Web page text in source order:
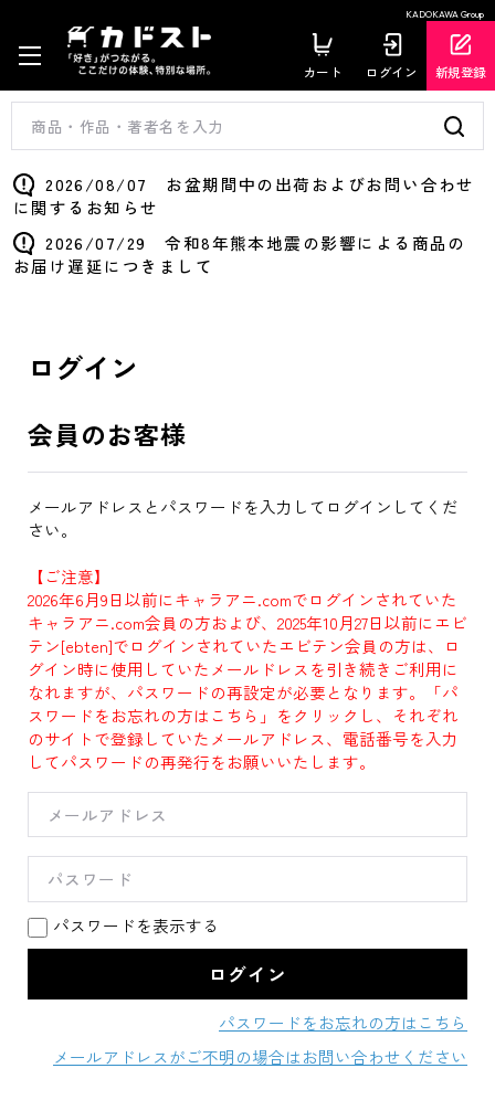
KADOKAWA Group
カート ログイン 新規登録
2026/08/07 お盆期間中の出荷およびお問い合わせ
に関するお知らせ
2026/07/29 令和8年熊本地震の影響による商品の
お届け遅延につきまして
ログイン
会員のお客様
メールアドレスとパスワードを入力してログインしてくだ
さい。
【ご注意】
2026年6月9日以前にキャラアニ.comでログインされていた
キャラアニ.com会員の方および、2025年10月27日以前にエビ
テン[ebten]でログインされていたエビテン会員の方は、ロ
グイン時に使用していたメールドレスを引き続きご利用に
なれますが、パスワードの再設定が必要となります。「パ
スワードをお忘れの方はこちら」をクリックし、それぞれ
のサイトで登録していたメールアドレス、電話番号を入力
してパスワードの再発行をお願いいたします。
パスワードを表示する
パスワードをお忘れの方はこちら
メールアドレスがご不明の場合はお問い合わせください